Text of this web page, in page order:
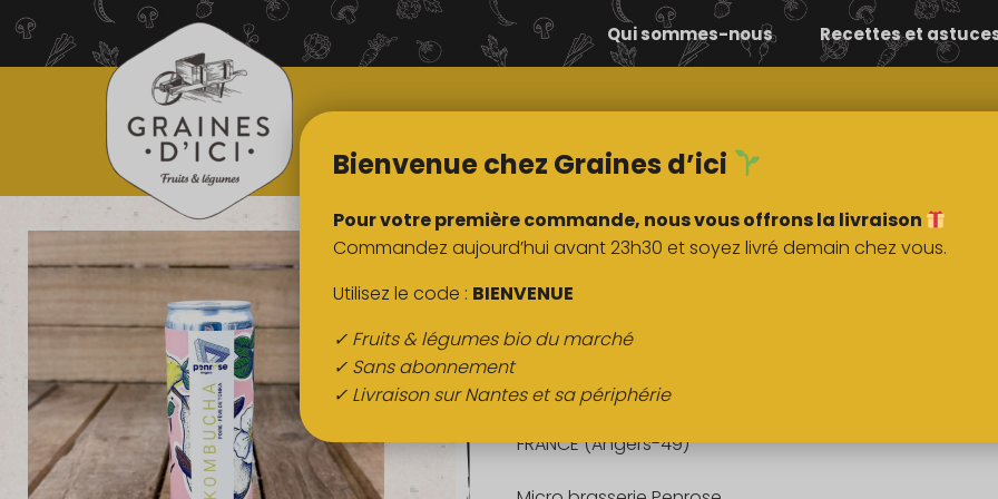
TOUS NOS
Comment ça
marche ?
Nos
Qui sommes-nous Recettes et
DESCRIPTION
Kombucha Poire, Fève de Tonka
FRANCE (Angers-49)
Bienvenue chez Graines d’ici
Pour votre première commande, nous vous offrons la livraison
Commandez aujourd’hui avant 23h30 et soyez livré demain chez vous.
Utilisez le code : BIENVENUE
✓ Fruits & légumes bio du marché
✓ Sans abonnement
✓ Livraison sur Nantes et sa périphérie